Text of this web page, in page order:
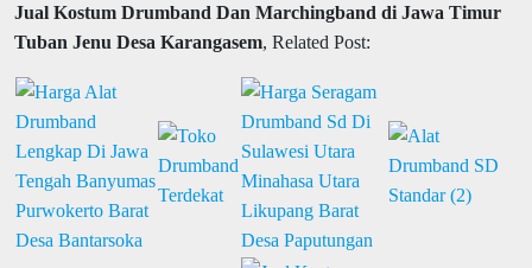
Jual Kostum Drumband Dan Marchingband di Jawa Timur
Tuban Jenu Desa Karangasem, Related Post: